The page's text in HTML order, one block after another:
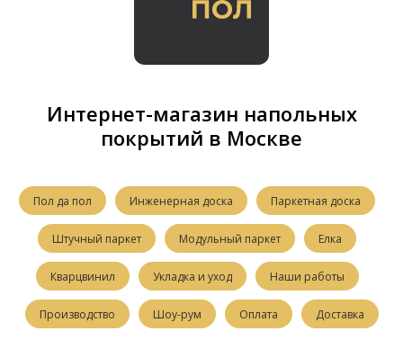
Интернет-магазин напольных
покрытий в Москве
Пол да пол Инженерная доска Паркетная доска
Штучный паркет Модульный паркет Елка
Кварцвинил Укладка и уход Наши работы
Производство Шоу-рум Оплата Доставка